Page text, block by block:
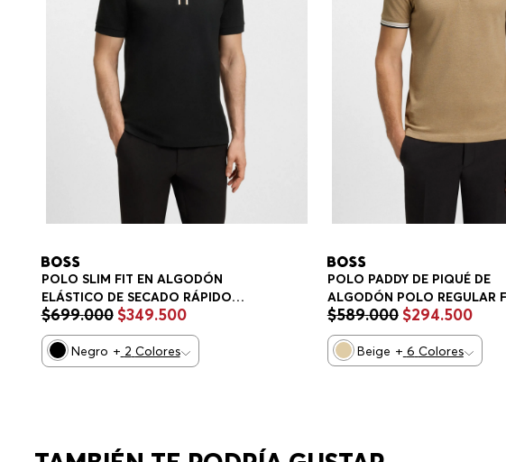
POLO SLIM FIT EN ALGODÓN
ELÁSTICO DE SECADO RÁPIDO
POLO SLIM FIT HOMBRE
$699.000 $349.500
Negro + 2 Colores
POLO PADDY DE PIQUÉ DE
ALGODÓN POLO REGULAR
HOMBRE
$589.000 $294.500
Beige + 6 Colores